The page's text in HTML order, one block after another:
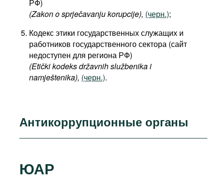
РФ)
(Zakon o sprječavanju korupcije), (черн.);
Кодекс этики государственных служащих и
работников государственного сектора (сайт
недоступен для региона РФ)
(Etički kodeks državnih službenika i
namještenika), (черн.).
Антикоррупционные органы
ЮАР